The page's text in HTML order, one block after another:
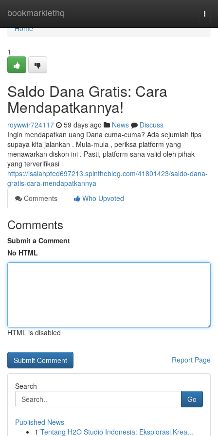
bookmarklethq
Home
Home
1
Saldo Dana Gratis: Cara
Mendapatkannya!
roywwir724117 59 days ago News
Discuss
Ingin mendapatkan uang Dana cuma-cuma? Ada sejumlah tips
supaya kita jalankan . Mula-mula , periksa platform yang
menawarkan diskon ini . Pasti, platform sana valid oleh pihak
yang terverifikasi
https://isaiahpted697213.spintheblog.com/41801423/saldo-dana-
gratis-cara-mendapatkannya
Comments
Who Upvoted
Comments
Submit a Comment
No HTML
HTML is disabled
Report Page
Search
Go
Published News
1 Tentang H2O Studio Indonesia: Eksplorasi Krea...